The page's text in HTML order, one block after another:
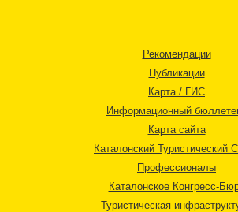
Рекомендации
Публикации
Карта / ГИС
Информационный
Карта сайта
Каталонский Туристический
Профессионалы
Каталонское Конгресс-
Туристическая